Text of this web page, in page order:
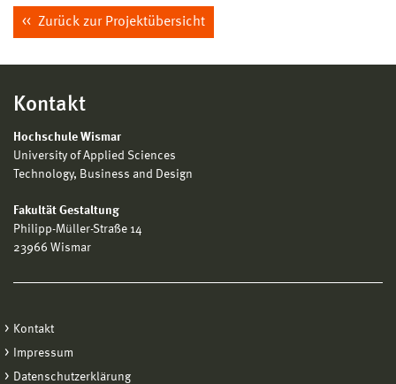
Zurück zur Projektübersicht
Kontakt
Hochschule Wismar
University of Applied Sciences
Technology, Business and Design
Fakultät Gestaltung
Philipp-Müller-Straße 14
23966 Wismar
Kontakt
Impressum
Datenschutzerklärung